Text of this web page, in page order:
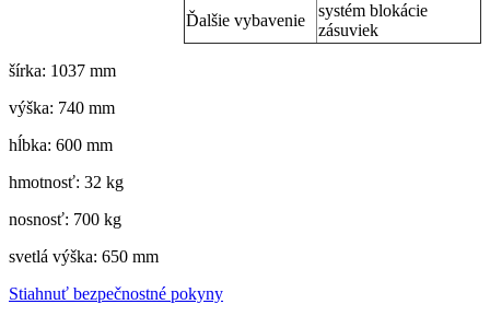
Ďalšie vybavenie
systém blokácie
zásuviek
šírka: 1037 mm
výška: 740 mm
hĺbka: 600 mm
hmotnosť: 32 kg
nosnosť: 700 kg
svetlá výška: 650 mm
Stiahnuť bezpečnostné pokyny